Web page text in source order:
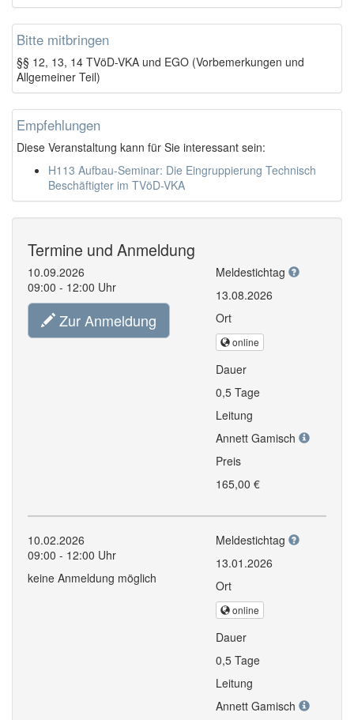
Bitte mitbringen
§§ 12, 13, 14 TVöD-VKA und EGO (Vorbemerkungen und
Allgemeiner Teil)
Empfehlungen
Diese Veranstaltung kann für Sie interessant sein:
H113 Aufbau-Seminar: Die Eingruppierung Technisch
Beschäftigter im TVöD-VKA
Termine und Anmeldung
10.09.2026
09:00 - 12:00 Uhr
Zur Anmeldung
Meldestichtag
13.08.2026
Ort
online
Dauer
0,5 Tage
Leitung
Annett Gamisch
Preis
165,00 €
10.02.2026
09:00 - 12:00 Uhr
keine Anmeldung möglich
Meldestichtag
13.01.2026
Ort
online
Dauer
0,5 Tage
Leitung
Annett Gamisch